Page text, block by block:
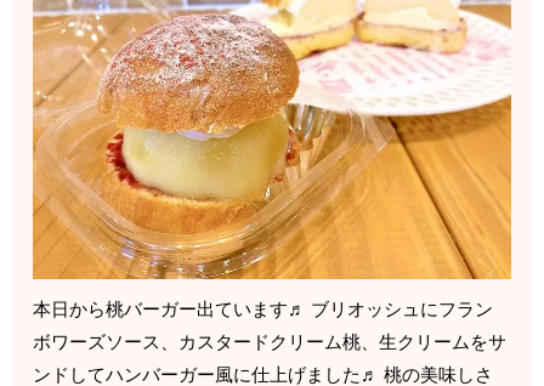
本日から桃バーガー出ています♬ ブリオッシュにフラン
ボワーズソース、カスタードクリーム桃、生クリームをサ
ンドしてハンバーガー風に仕上げました♬ 桃の美味しさ